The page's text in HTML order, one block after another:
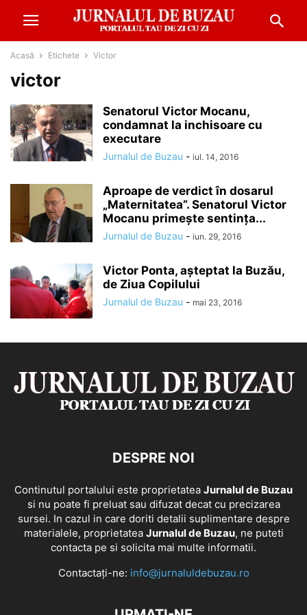
Acasă Etichete Victor
victor
Senatorul Victor Mocanu,
condamnat la inchisoare cu
executare
Jurnalul de Buzau - iul. 14, 2016
Aproape de verdict în dosarul
„Maternitatea”. Senatorul Victor
Mocanu primeşte sentinţa...
Jurnalul de Buzau - iun. 29, 2016
Victor Ponta, aşteptat la Buzău,
de Ziua Copilului
Jurnalul de Buzau - mai 23, 2016
DESPRE NOI
Continutul portalului este proprietatea Jurnalul de Buzau
si nu poate fi preluat sau difuzat decat cu precizarea
sursei. In cazul in care doriti detalii suplimentare despre
materialele, proprietatea Jurnalul de Buzau, ne puteti
contacta pe si solicita mai multe informatii.
Contactați-ne: info@jurnaluldebuzau.ro